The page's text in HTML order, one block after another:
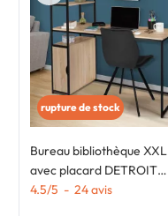
rupture de stock
Bureau bibliothèque XXL
avec placard DETROIT
design industriel
4.5/5 - 24avis